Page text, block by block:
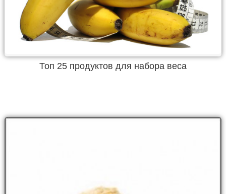
Топ 25 продуктов для набора веса